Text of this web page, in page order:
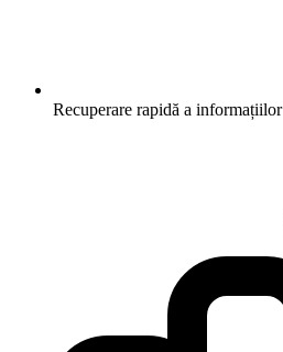
Recuperare rapidă a informațiilor